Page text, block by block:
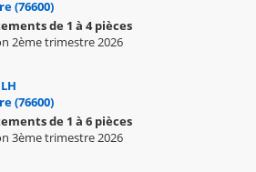
(76600)
de 1 à 4 pièces
2ème trimestre 2026
(76600)
de 1 à 6 pièces
3ème trimestre 2026